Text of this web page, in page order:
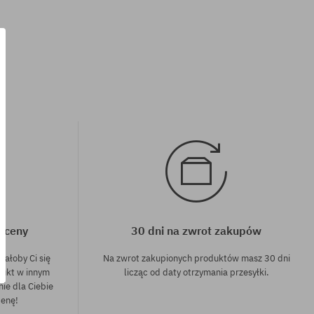
ceny
Ci się
w innym
dla Ciebie
30 dni na zwrot zakupów
Na zwrot zakupionych produktów masz 30 dni
licząc od daty otrzymania przesyłki.